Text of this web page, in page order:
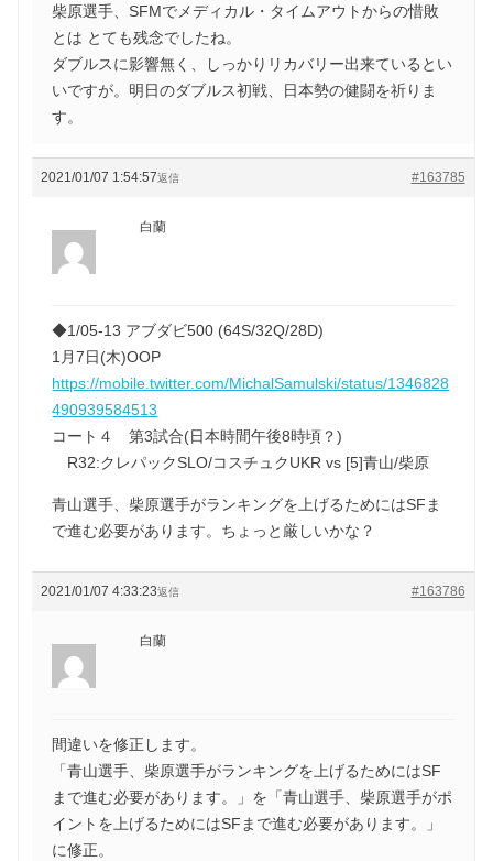
柴原選手、SFMでメディカル・タイムアウトからの惜敗
とは とても残念でしたね。
ダブルスに影響無く、しっかりリカバリー出来ているとい
いですが。明日のダブルス初戦、日本勢の健闘を祈りま
す。
2021/01/07 1:54:57 #163785
返信
白蘭
◆1/05-13 アブダビ500 (64S/32Q/28D)
1月7日(木)OOP
https://mobile.twitter.com/MichalSamulski/status/1346828
490939584513
コート４ 第3試合(日本時間午後8時頃？)
R32:クレパックSLO/コスチュクUKR vs [5]青山/柴原
青山選手、柴原選手がランキングを上げるためにはSFま
で進む必要があります。ちょっと厳しいかな？
2021/01/07 4:33:23 #163786
返信
白蘭
間違いを修正します。
「青山選手、柴原選手がランキングを上げるためにはSF
まで進む必要があります。」を「青山選手、柴原選手がポ
イントを上げるためにはSFまで進む必要があります。」
に修正。